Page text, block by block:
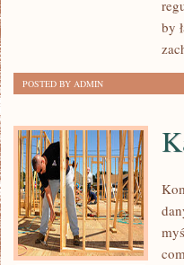
by
POSTED BY ADMIN